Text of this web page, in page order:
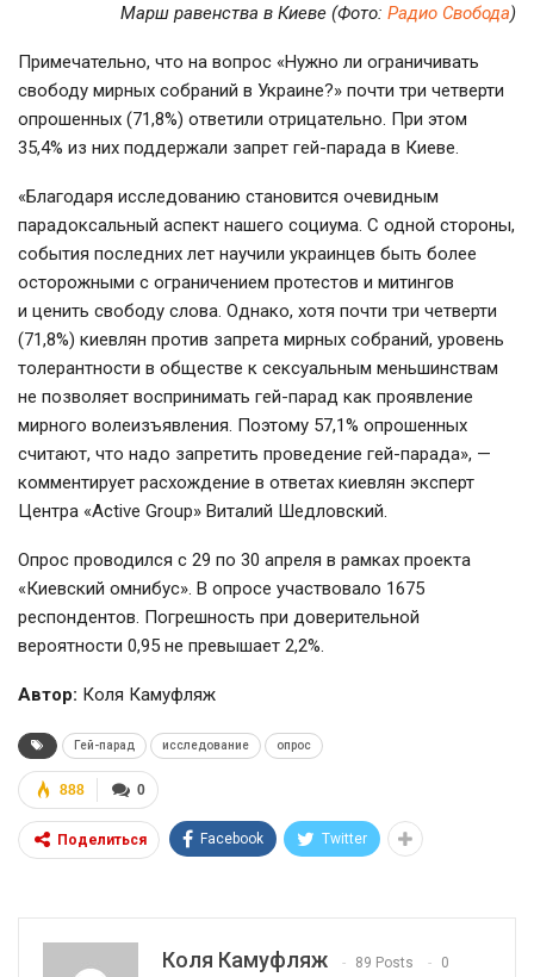
Марш равенства в Киеве (Фото: Радио Свобода)
Примечательно, что на вопрос «Нужно ли ограничивать
свободу мирных собраний в Украине?» почти три четверти
опрошенных (71,8%) ответили отрицательно. При этом
35,4% из них поддержали запрет гей-парада в Киеве.
«Благодаря исследованию становится очевидным
парадоксальный аспект нашего социума. С одной стороны,
события последних лет научили украинцев быть более
осторожными с ограничением протестов и митингов
и ценить свободу слова. Однако, хотя почти три четверти
(71,8%) киевлян против запрета мирных собраний, уровень
толерантности в обществе к сексуальным меньшинствам
не позволяет воспринимать гей-парад как проявление
мирного волеизъявления. Поэтому 57,1% опрошенных
считают, что надо запретить проведение гей-парада», —
комментирует расхождение в ответах киевлян эксперт
Центра «Active Group» Виталий Шедловский.
Опрос проводился с 29 по 30 апреля в рамках проекта
«Киевский омнибус». В опросе участвовало 1675
респондентов. Погрешность при доверительной
вероятности 0,95 не превышает 2,2%.
Автор: Коля Камуфляж
Гей-парад исследование опрос
0
888
Поделиться Facebook Twitter
Коля Камуфляж 89 Posts 0